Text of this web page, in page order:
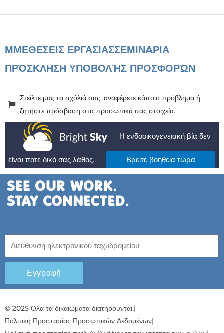
ΜΜΕΘΕΣΕΙΣ ΕΡΓΑΣΙΑΣΣΕΜΙΝAΡΙΑ
ΠΡΌΣΚΛΗΣΗ ΥΠΟΒΟΛΉΣ ΠΡΟΣΦΟΡΏΝ
Στείλτε μας τα σχόλιά σας, αναφέρετε κάποιο πρόβλημα ή
ζητήστε πρόσβαση στα προσωπικά σας στοιχεία.
Η ενδοοικογενειακή βία δεν
είναι ποτέ δικό σας λάθος. Βρείτε βοήθεια τώρα
Εγγραφή
© 2025 Όλα τα δικαιώματα διατηρούνται.|
Πολιτική Προστασίας Προσωπικών Δεδομένων|